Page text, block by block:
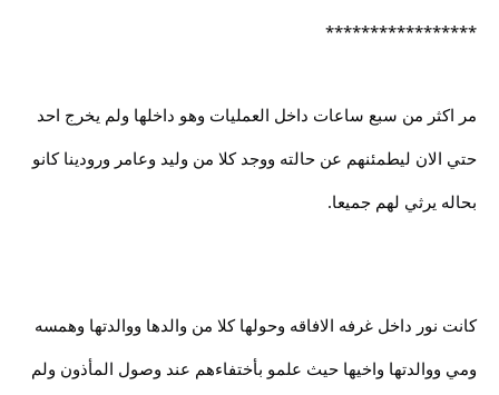
*****************
مر اكثر من سبع ساعات داخل العمليات وهو داخلها ولم يخرج احد
حتي الان ليطمئنهم عن حالته ووجد كلا من وليد وعامر ورودينا كانو
بحاله يرثي لهم جميعا.
كانت نور داخل غرفه الافاقه وحولها كلا من والدها ووالدتها وهمسه
ومي ووالدتها واخيها حيث علمو بأختفاءهم عند وصول المأذون ولم